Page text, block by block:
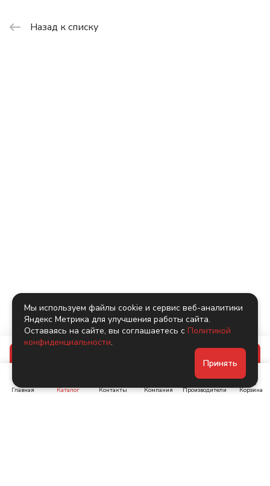
Назад к списку
Главная Каталог Контакты Компания Производители Корзина
Мы используем файлы cookie и сервис веб-аналитики
Яндекс Метрика для улучшения работы сайта.
Оставаясь на сайте, вы соглашаетесь с Политикой
конфиденциальности.
Принять